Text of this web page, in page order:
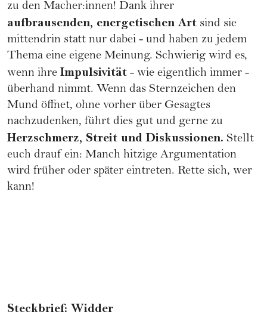
zu den Macher:innen! Dank ihrer
aufbrausenden, energetischen Art sind sie
mittendrin statt nur dabei - und haben zu jedem
Thema eine eigene Meinung. Schwierig wird es,
wenn ihre Impulsivität - wie eigentlich immer -
überhand nimmt. Wenn das Sternzeichen den
Mund öffnet, ohne vorher über Gesagtes
nachzudenken, führt dies gut und gerne zu
Herzschmerz, Streit und Diskussionen. Stellt
euch drauf ein: Manch hitzige Argumentation
wird früher oder später eintreten. Rette sich, wer
kann!
Steckbrief: Widder